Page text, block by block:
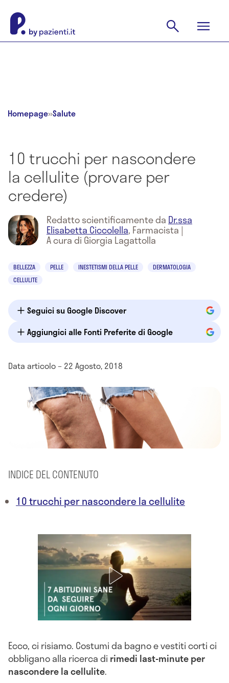
Homepage»Salute
10 trucchi per nascondere
la cellulite (provare per
credere)
Redatto scientificamente da Dr.ssa
Elisabetta Ciccolella, Farmacista |
A cura di Giorgia Lagattolla
BELLEZZA PELLE INESTETISMI DELLA PELLE
DERMATOLOGIA
CELLULITE
Seguici su Google Discover
Aggiungici alle Fonti Preferite di Google
Data articolo – 22 Agosto, 2018
INDICE DEL CONTENUTO
10 trucchi per nascondere la cellulite
Ecco, ci risiamo. Costumi da bagno e vestiti corti ci
obbligano alla ricerca di rimedi last-minute per
nascondere la cellulite.